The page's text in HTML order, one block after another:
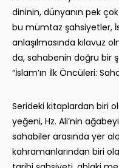
dininin, dünyanın pek
bu mümtaz şahsiyetler,
anlaşılmasında kılavuz
da, sahabenin doğru bir
“İslam’ın İlk Öncüleri:
Serideki kitaplardan biri
yeğeni, Hz. Ali’nin
sahabiler arasında yer
kahramanlarından biri